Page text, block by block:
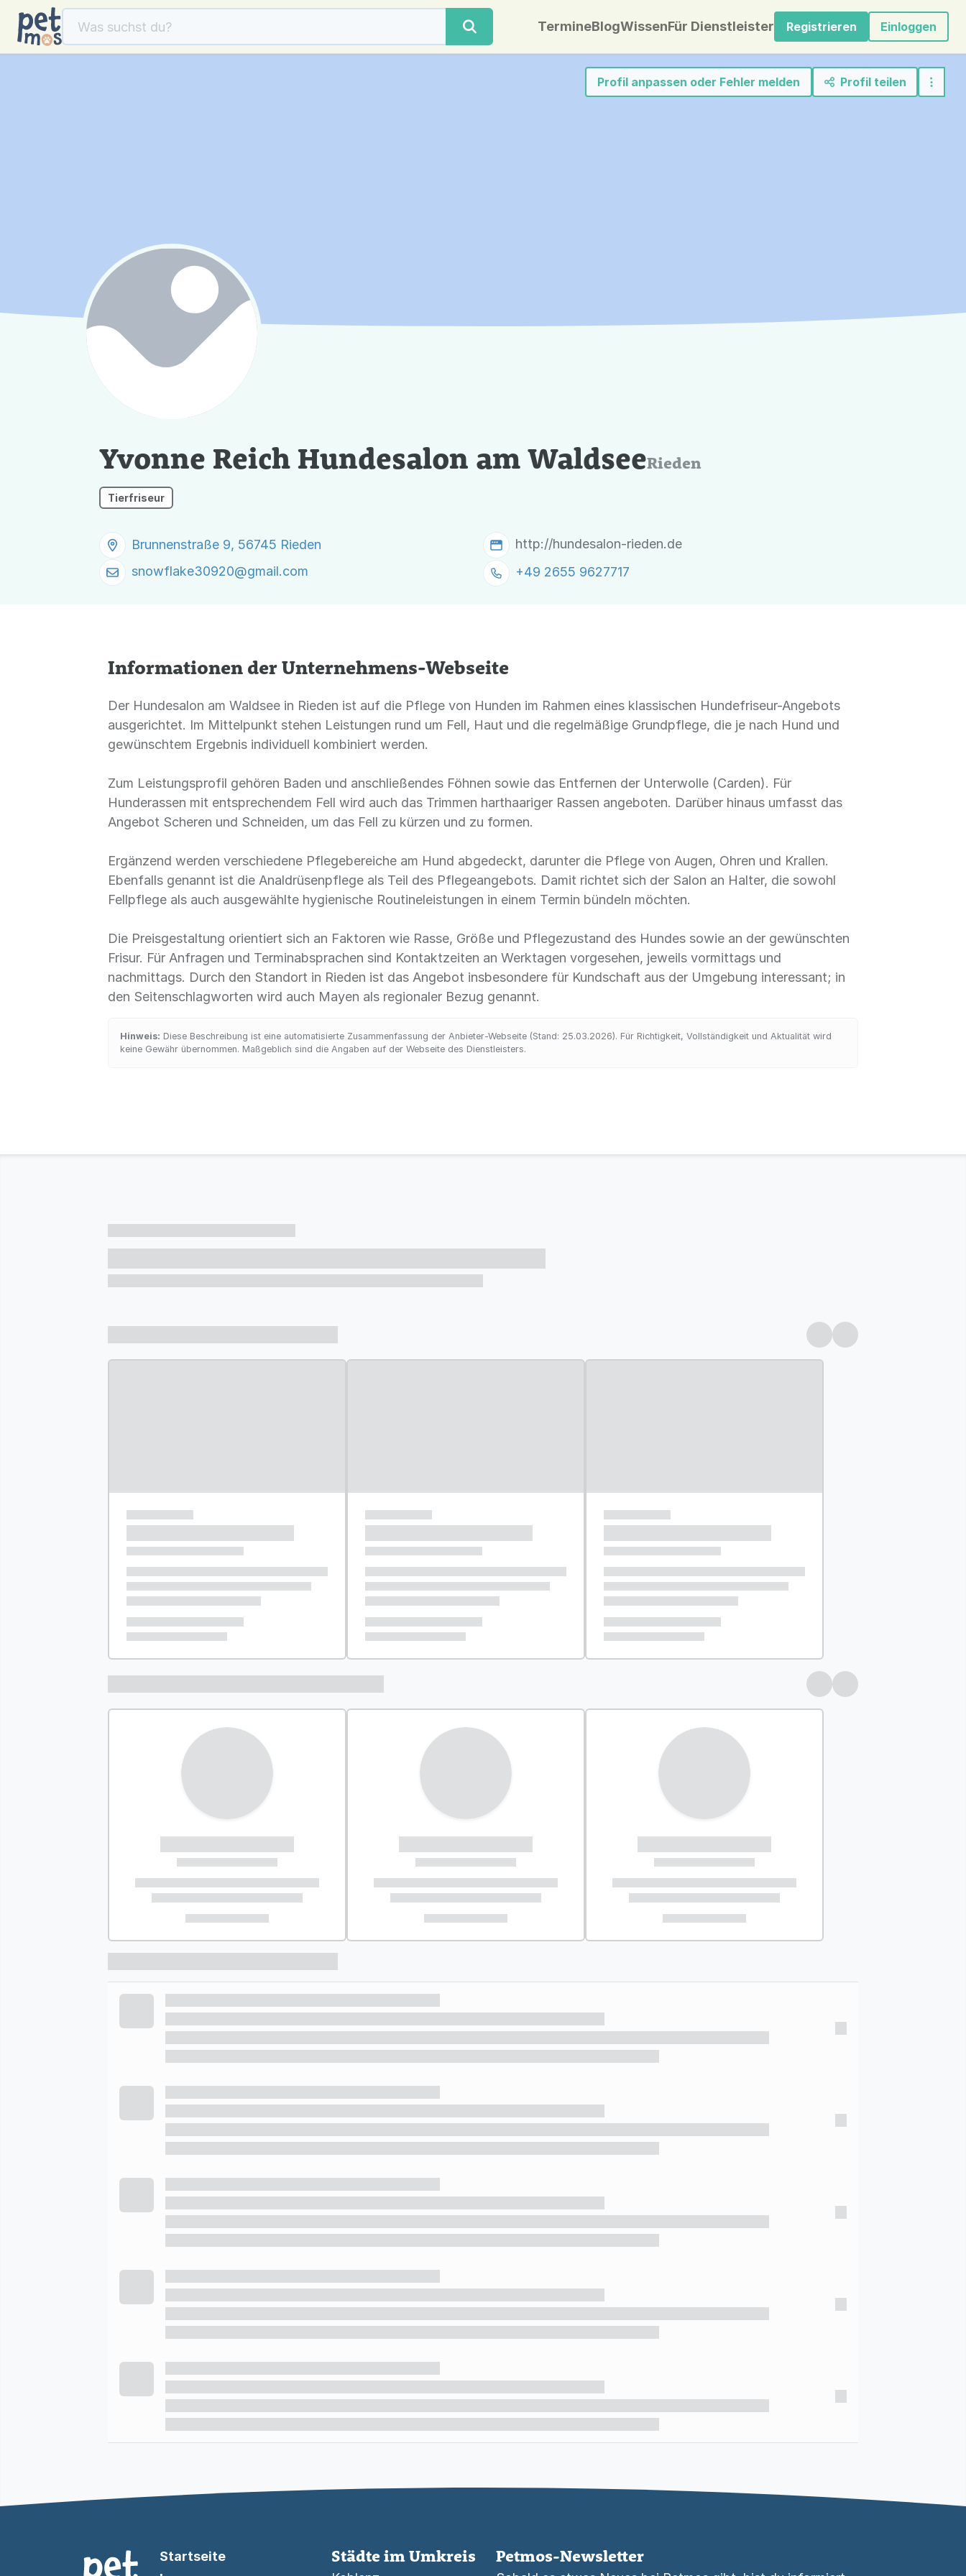
TermineBlogWissenFür Dienstleister Registrieren Einloggen
Profil anpassen oder Fehler melden Profil teilen
Yvonne Reich Hundesalon am WaldseeRieden
Tierfriseur
Brunnenstraße 9, 56745 Rieden
http://hundesalon-rieden.de
snowflake30920@gmail.com +49 2655 9627717
Informationen der Unternehmens-Webseite
Der Hundesalon am Waldsee in Rieden ist auf die Pflege von Hunden im Rahmen eines klassischen Hundefriseur-Angebots
ausgerichtet. Im Mittelpunkt stehen Leistungen rund um Fell, Haut und die regelmäßige Grundpflege, die je nach Hund und
gewünschtem Ergebnis individuell kombiniert werden.
Zum Leistungsprofil gehören Baden und anschließendes Föhnen sowie das Entfernen der Unterwolle (Carden). Für
Hunderassen mit entsprechendem Fell wird auch das Trimmen harthaariger Rassen angeboten. Darüber hinaus umfasst das
Angebot Scheren und Schneiden, um das Fell zu kürzen und zu formen.
Ergänzend werden verschiedene Pflegebereiche am Hund abgedeckt, darunter die Pflege von Augen, Ohren und Krallen.
Ebenfalls genannt ist die Analdrüsenpflege als Teil des Pflegeangebots. Damit richtet sich der Salon an Halter, die sowohl
Fellpflege als auch ausgewählte hygienische Routineleistungen in einem Termin bündeln möchten.
Die Preisgestaltung orientiert sich an Faktoren wie Rasse, Größe und Pflegezustand des Hundes sowie an der gewünschten
Frisur. Für Anfragen und Terminabsprachen sind Kontaktzeiten an Werktagen vorgesehen, jeweils vormittags und
nachmittags. Durch den Standort in Rieden ist das Angebot insbesondere für Kundschaft aus der Umgebung interessant; in
den Seitenschlagworten wird auch Mayen als regionaler Bezug genannt.
Hinweis: Diese Beschreibung ist eine automatisierte Zusammenfassung der Anbieter-Webseite (Stand: 25.03.2026). Für Richtigkeit, Vollständigkeit und Aktualität wird
keine Gewähr übernommen. Maßgeblich sind die Angaben auf der Webseite des Dienstleisters.
Startseite
Städte im Umkreis Petmos-Newsletter